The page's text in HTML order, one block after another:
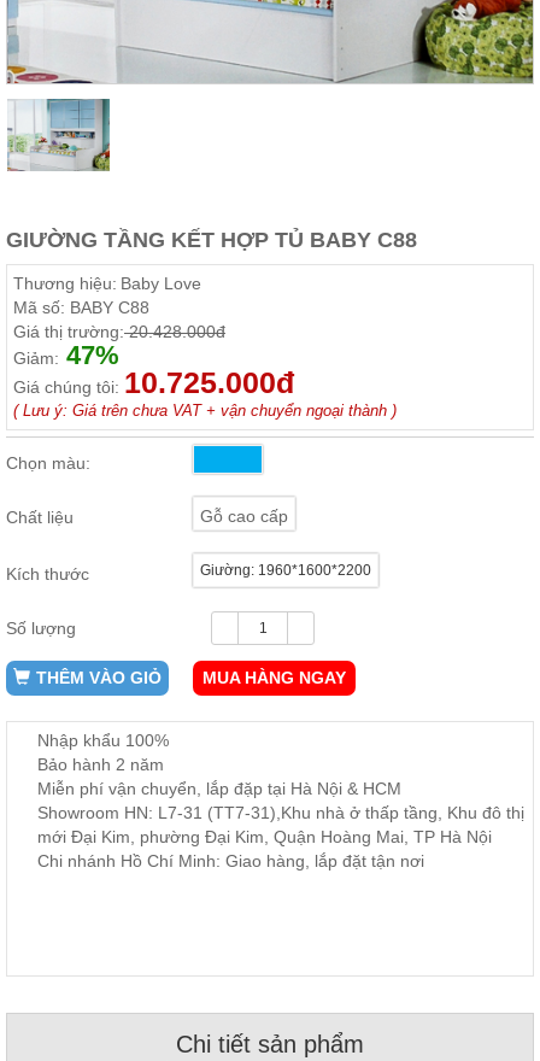
Phòng
Khách
rượu,
Bàn
trà...
Thất
Phòng
Ngủ
Giường
ngủ, tủ
áo, bàn
trang
điểm
Nội
Thất
Ăn
ghế
bếp
Nội
Thất
Ban
Công,
Vườn
Trang
GIƯỜNG TẦNG KẾT HỢP TỦ BABY C88
Thương hiệu: Baby Love
Mã số: BABY C88
Giá thị trường:20.428.000đ
Giảm: 47%
Giá chúng tôi: 10.725.000đ
( Lưu ý: Giá trên chưa VAT + vận chuyển ngoại thành )
Chọn màu:
Chất liệu Gỗ cao cấp
Kích thước Giường: 1960*1600*2200
Số lượng
THÊM VÀO GIỎ MUA HÀNG NGAY
Nhập khẩu 100%
Bảo hành 2 năm
Miễn phí vận chuyển, lắp đặp tại Hà Nội & HCM
Showroom HN: L7-31 (TT7-31),Khu nhà ở thấp tầng, Khu đô thị
mới Đại Kim, phường Đại Kim, Quận Hoàng Mai, TP Hà Nội
Chi nhánh Hồ Chí Minh: Giao hàng, lắp đặt tận nơi
Chi tiết sản phẩm